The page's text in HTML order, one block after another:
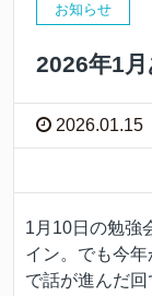
お知らせ
2026年1
2026.01.15
1月10日の勉強
イン。でも今
で話が進んだ